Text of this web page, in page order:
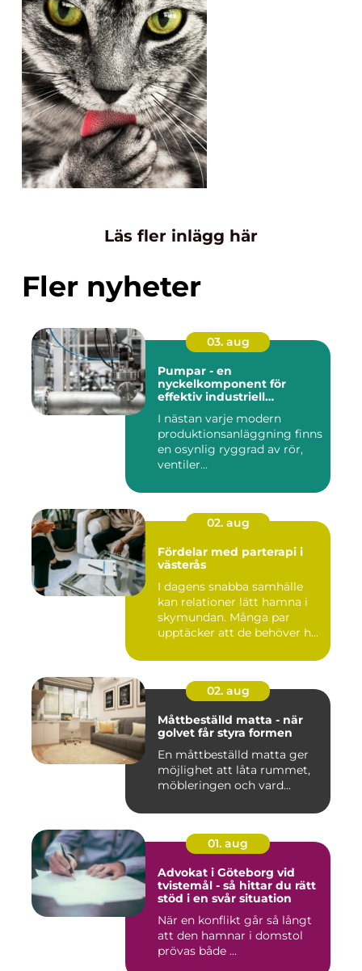
Läs fler inlägg här
Fler nyheter
03. aug
Pumpar - en
nyckelkomponent för
effektiv industriell
I nästan varje modern
produktionsanläggning finns
en osynlig ryggrad av rör,
ventiler...
02. aug
Fördelar med parterapi i
västerås
I dagens snabba samhälle
kan relationer lätt hamna i
skymundan. Många par
upptäcker att de behöver h...
02. aug
Måttbeställd matta - när
golvet får styra formen
En måttbeställd matta ger
möjlighet att låta rummet,
möbleringen och vard...
01. aug
Advokat i Göteborg vid
tvistemål - så hittar du rätt
stöd i en svår situation
När en konflikt går så långt
att den hamnar i domstol
prövas både ...